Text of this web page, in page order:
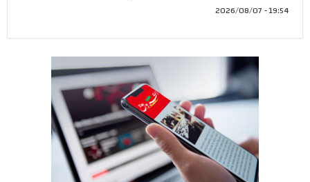
19:54 - 2026/08/07